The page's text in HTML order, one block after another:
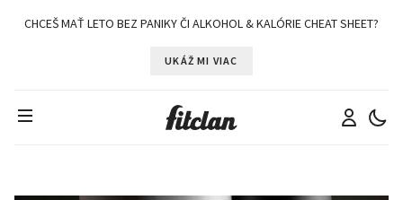
CHCEŠ MAŤ LETO BEZ PANIKY ČI ALKOHOL & KALÓRIE CHEAT SHEET?
UKÁŽ MI VIAC